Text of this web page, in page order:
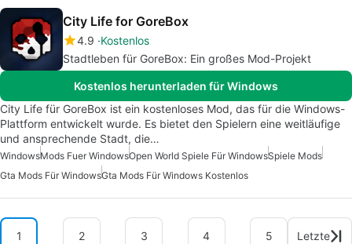
City Life for GoreBox
4.9 Kostenlos
Stadtleben für GoreBox: Ein großes Mod-Projekt
Kostenlos herunterladen für Windows
City Life für GoreBox ist ein kostenloses Mod, das für die Windows-
Plattform entwickelt wurde. Es bietet den Spielern eine weitläufige
und ansprechende Stadt, die…
WindowsMods Fuer WindowsOpen World Spiele Für WindowsSpiele Mods
Gta Mods Für WindowsGta Mods Für Windows Kostenlos
1 2 3 4 5 Letzte